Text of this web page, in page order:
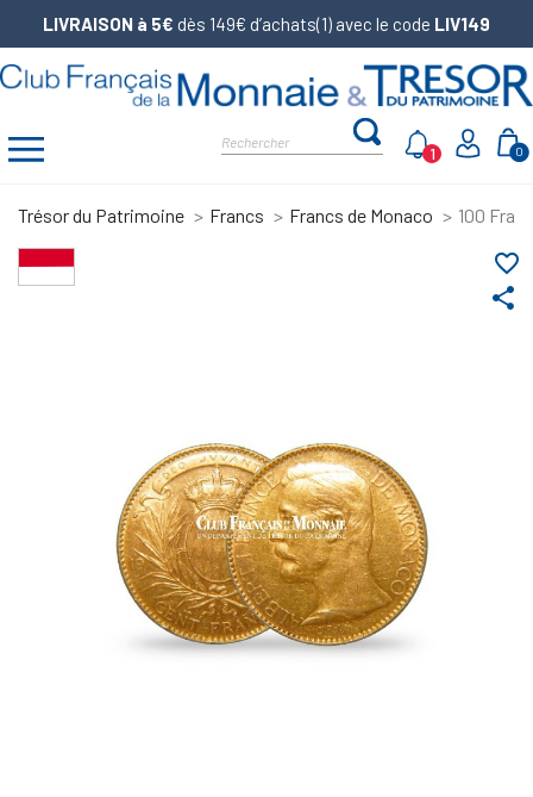
LIVRAISON à 5€ dès 149€ d’achats(1) avec le code LIV149
0
1
Trésor du Patrimoine Francs Francs de Monaco 100
share
favorite_border